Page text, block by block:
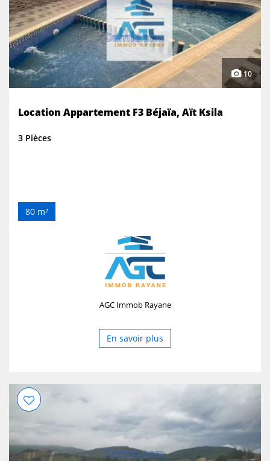
10
Location Appartement F3 Béjaïa, Aït Ksila
3 Pièces
80 m²
AGC Immob Rayane
En savoir plus